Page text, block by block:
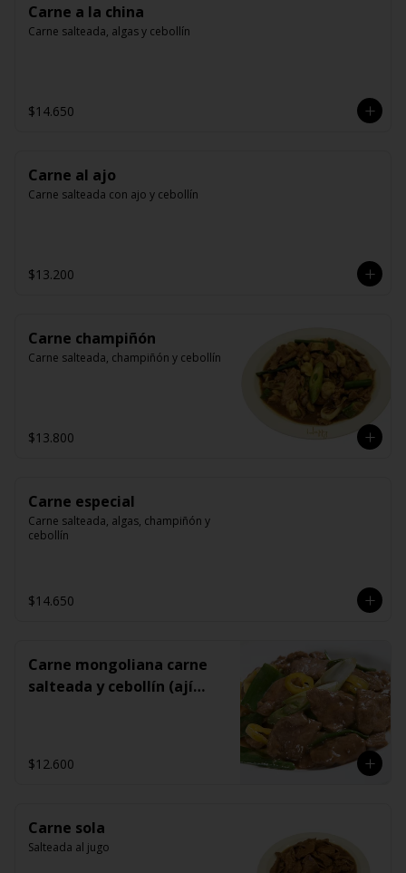
Carne a la china
Carne salteada, algas y cebollín
$14.650
Carne al ajo
Carne salteada con ajo y cebollín
$13.200
Carne champiñón
Carne salteada, champiñón y cebollín
$13.800
Carne especial
Carne salteada, algas, champiñón y
cebollín
$14.650
Carne mongoliana carne
salteada y cebollín (ají
$12.600
Carne sola
Salteada al jugo